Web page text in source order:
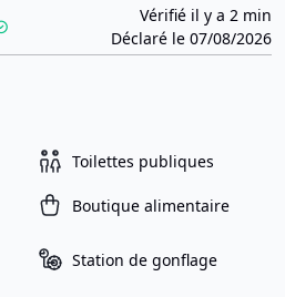
Vérifié il y a 2 min
Déclaré le 07/08/2026
Toilettes publiques
Boutique alimentaire
Station de gonflage